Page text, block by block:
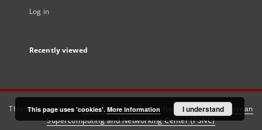
Log in
Recently viewed
This service runs onDInGO dLibra 6.3.21software created by
Poznan
Supercomputing and Networking Center (PSNC)
This page uses 'cookies'. More information I understand